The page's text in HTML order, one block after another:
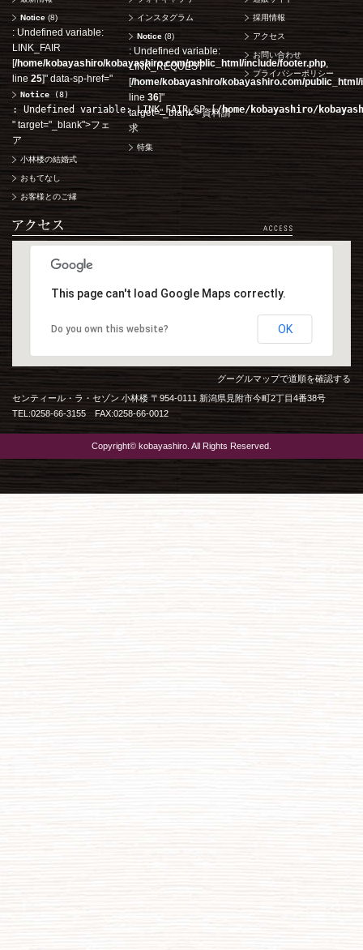
Notice (8)
: Undefined variable:
LINK_FAIR
[/home/kobayashiro/kobayashiro.com/public_html/include/footer.php
line25]" data-sp-href="
Notice (8)
: Undefined variable: LINK_FAIR_SP [/home/kobayashiro/
" target="_blank">フェ
ア
小林楼の結婚式
おもてなし
お客様とのご縁
インスタグラム
Notice(8)
: Undefined variable:
LINK_REQUEST
[/home/kobayashiro/kobayashiro.com/public_html/
line 36]"
target="_blank">資料請
求
特集
採用情報
アクセス
お問い合わせ
プライバシーポリシー
This page can't load Google Maps correctly.
Do you own this website? OK
グーグルマップで道順を確認する
センティール・ラ・セゾン 小林楼 〒954-0111 新潟県見附市今町2丁目4番38号
TEL:0258-66-3155 FAX:0258-66-0012
Copyright© kobayashiro. All Rights Reserved.
ご成約済み・ご列席
その他のお問い合
Notice(8): Undefined variable: TEL_DEAL [/home/kobayashiro/
Notice
: Undefined variable: TEL_DEAL [ /home/
11:00～19:00（火、水
WEBからのお問